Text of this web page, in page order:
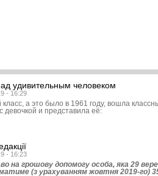
удивительным человеком
- 16:29
а это было в 1961 году, вошла
девочкой и представила её:
- 16:23
на грошову допомогу особа, яка 29
(з урахуванням жовтня 2019-го)